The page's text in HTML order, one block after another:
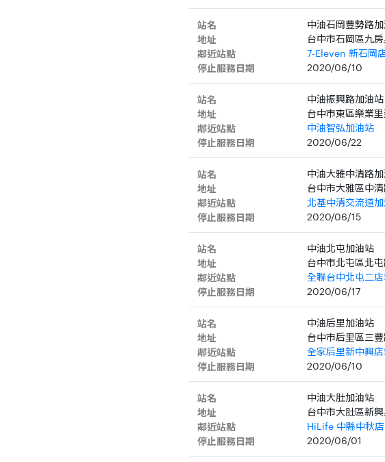
站名
地址
鄰近站點
停止服務日期
中油石岡豐勢路
台中市石岡區九
7-Eleven 新石岡
2020/06/10
站名
地址
鄰近站點
停止服務日期
中油振興路加油站
台中市東區樂業
中油智弘加油站
2020/06/22
站名
地址
鄰近站點
停止服務日期
中油大雅中清路
台中市大雅區中
北基中清交流道
2020/06/15
站名
地址
鄰近站點
停止服務日期
中油北屯加油站
台中市北屯區北
全聯台中北屯二
2020/06/17
站名
地址
鄰近站點
停止服務日期
中油后里加油站
台中市后里區三
全家后里新中興
2020/06/10
站名
地址
鄰近站點
停止服務日期
中油大肚加油站
台中市大肚區新
HiLife 中縣中秋
2020/06/01